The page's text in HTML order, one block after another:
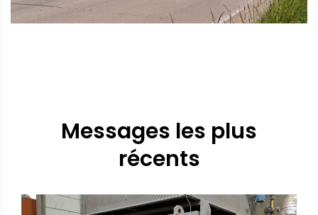
Messages les plus
récents